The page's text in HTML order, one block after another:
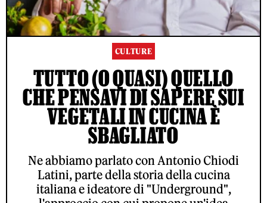
CULTURE
TUTTO (O QUASI) QUELLO
CHE PENSAVI DI SAPERE SUI
VEGETALI IN CUCINA È
SBAGLIATO
Ne abbiamo parlato con Antonio Chiodi
Latini, parte della storia della cucina
italiana e ideatore di "Underground",